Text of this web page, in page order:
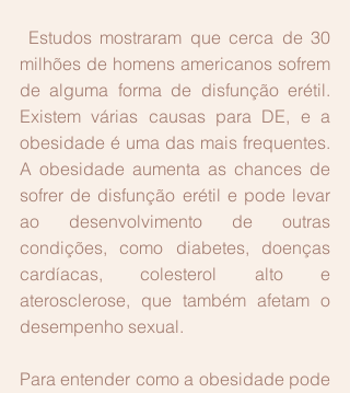
milhões de homens americanos sofrem
de alguma forma de disfunção erétil.
Existem várias causas para DE, e a
obesidade é uma das mais frequentes.
A obesidade aumenta as chances de
sofrer de disfunção erétil e pode levar
ao desenvolvimento de outras
condições, como diabetes, doenças
cardíacas, colesterol alto e
aterosclerose, que também afetam o
desempenho sexual.
Para entender como a obesidade pode